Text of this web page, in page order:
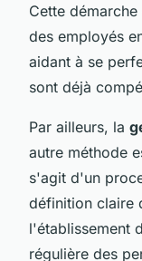
Cette
des employés
aidant à se
sont déjà
Par ailleurs, la
autre méthode
s'agit d'un
définition claire
l'établissement
régulière des